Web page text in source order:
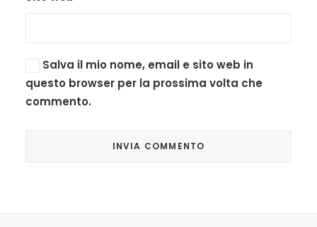
Salva il mio nome, email e sito web in
questo browser per la prossima volta che
commento.